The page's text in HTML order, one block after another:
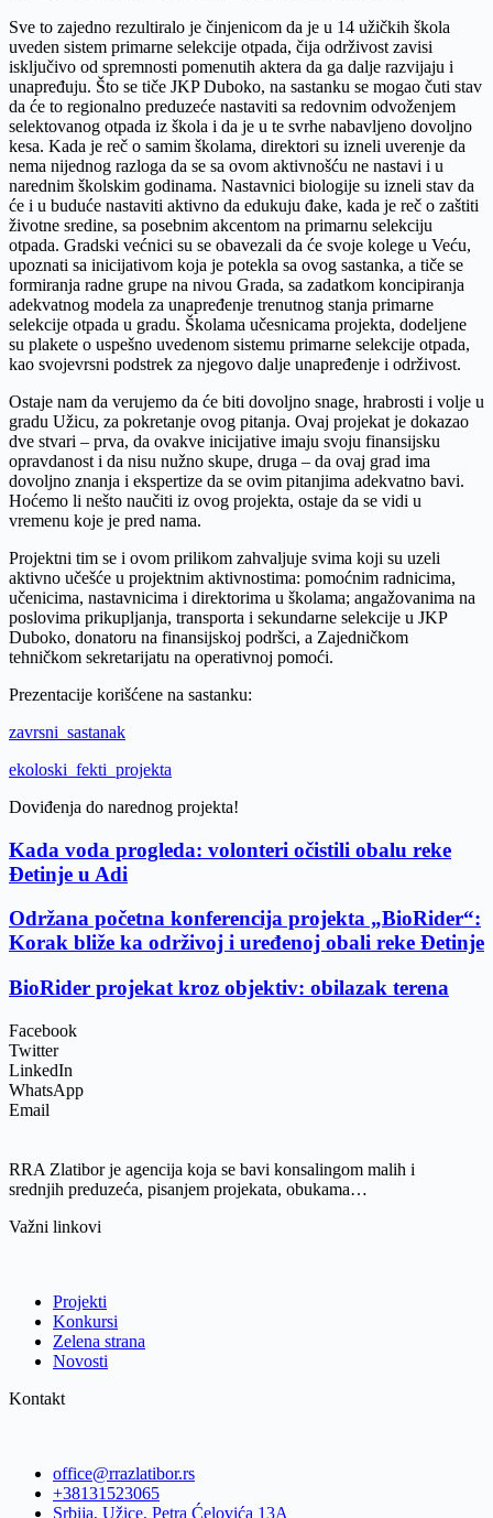
Sve to zajedno rezultiralo je činjenicom da je u 14 užičkih škola
uveden sistem primarne selekcije otpada, čija održivost zavisi
isklјučivo od spremnosti pomenutih aktera da ga dalјe razvijaju i
unapređuju. Što se tiče JKP Duboko, na sastanku se mogao čuti stav
da će to regionalno preduzeće nastaviti sa redovnim odvoženjem
selektovanog otpada iz škola i da je u te svrhe nabavlјeno dovolјno
kesa. Kada je reč o samim školama, direktori su izneli uverenje da
nema nijednog razloga da se sa ovom aktivnošću ne nastavi i u
narednim školskim godinama. Nastavnici biologije su izneli stav da
će i u buduće nastaviti aktivno da edukuju đake, kada je reč o zaštiti
životne sredine, sa posebnim akcentom na primarnu selekciju
otpada. Gradski većnici su se obavezali da će svoje kolege u Veću,
upoznati sa inicijativom koja je potekla sa ovog sastanka, a tiče se
formiranja radne grupe na nivou Grada, sa zadatkom koncipiranja
adekvatnog modela za unapređenje trenutnog stanja primarne
selekcije otpada u gradu. Školama učesnicama projekta, dodelјene
su plakete o uspešno uvedenom sistemu primarne selekcije otpada,
kao svojevrsni podstrek za njegovo dalјe unapređenje i održivost.
Ostaje nam da verujemo da će biti dovolјno snage, hrabrosti i volјe u
gradu Užicu, za pokretanje ovog pitanja. Ovaj projekat je dokazao
dve stvari – prva, da ovakve inicijative imaju svoju finansijsku
opravdanost i da nisu nužno skupe, druga – da ovaj grad ima
dovolјno znanja i ekspertize da se ovim pitanjima adekvatno bavi.
Hoćemo li nešto naučiti iz ovog projekta, ostaje da se vidi u
vremenu koje je pred nama.
Projektni tim se i ovom prilikom zahvalјuje svima koji su uzeli
aktivno učešće u projektnim aktivnostima: pomoćnim radnicima,
učenicima, nastavnicima i direktorima u školama; angažovanima na
poslovima prikuplјanja, transporta i sekundarne selekcije u JKP
Duboko, donatoru na finansijskoj podršci, a Zajedničkom
tehničkom sekretarijatu na operativnoj pomoći.
Prezentacije korišćene na sastanku:
zavrsni_sastanak
ekoloski_fekti_projekta
Doviđenja do narednog projekta!
Kada voda progleda: volonteri očistili obalu reke
Đetinje u Adi
Održana početna konferencija projekta „BioRider“:
Korak bliže ka održivoj i uređenoj obali reke Đetinje
BioRider projekat kroz objektiv: obilazak terena
Facebook
Twitter
LinkedIn
WhatsApp
Email
RRA Zlatibor je agencija koja se bavi konsalingom malih i
srednjih preduzeća, pisanjem projekata, obukama…
Važni linkovi
Projekti
Konkursi
Zelena strana
Novosti
Kontakt
office@rrazlatibor.rs
+38131523065
Srbija, Užice, Petra Ćelovića 13A